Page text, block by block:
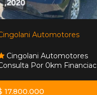
Automotores
Cingolani Automotores
Por 0km Financiac
17.800.000